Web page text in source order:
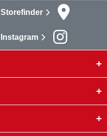
Storefinder
Instagram